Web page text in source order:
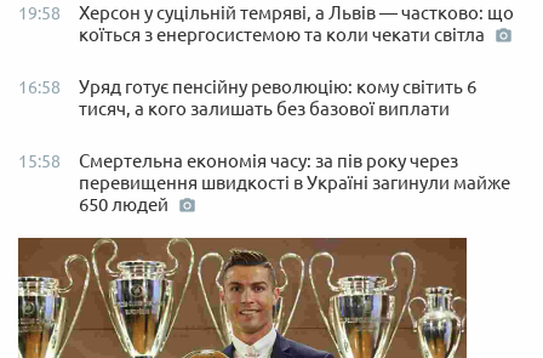
19:58
Херсон у суцільній темряві, а Львів — частково: що
коїться з енергосистемою та коли чекати світла
16:58
Уряд готує пенсійну революцію: кому світить 6
тисяч, а кого залишать без базової виплати
15:58
Смертельна економія часу: за пів року через
перевищення швидкості в Україні загинули майже
650 людей